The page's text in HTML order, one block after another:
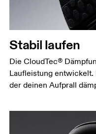
Stabil laufen
Die CloudTec®
Laufleistung
der deinen Aufprall